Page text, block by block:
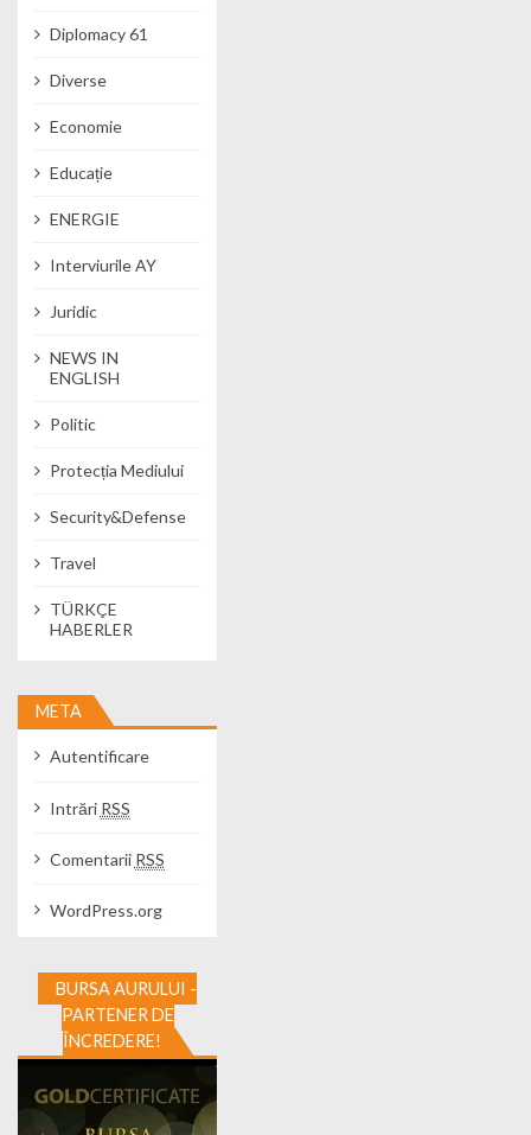
Diplomacy 61
Diverse
Economie
Educație
ENERGIE
Interviurile AY
Juridic
NEWS IN
ENGLISH
Politic
Protecția Mediului
Security&Defense
Travel
TÜRKÇE
HABERLER
META
Autentificare
Intrări RSS
Comentarii RSS
WordPress.org
BURSA AURULUI -
PARTENER DE
ÎNCREDERE!